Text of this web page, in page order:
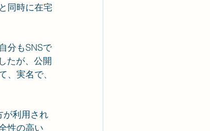
同時に在宅
分もSNSで
たが、公開
実名で、
が利用され
性の高い